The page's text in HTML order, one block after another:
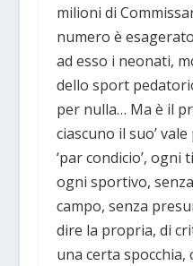
milioni di
numero è
ad esso i neonati,
dello sport
per nulla… Ma è il
ciascuno il suo’
‘par condicio’,
ogni sportivo,
campo, senza
dire la propria, di
una certa